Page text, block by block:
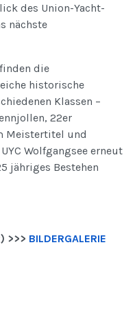
des Union-Yacht-
nächste
finden die
historische
Klassen –
22er
Meistertitel und
Wolfgangsee erneut
jähriges Bestehen
>>> BILDERGALERIE